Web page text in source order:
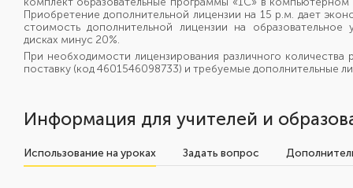
Приобретение дополнительной лицензии на 15 р.м. дает
стоимость дополнительной лицензии на
дисках минус 20%.
При необходимости лицензирования различного
поставку (код 4601546098733) и требуемые дополнительные
Информация для учителей и
Использование на уроках Задать вопрос